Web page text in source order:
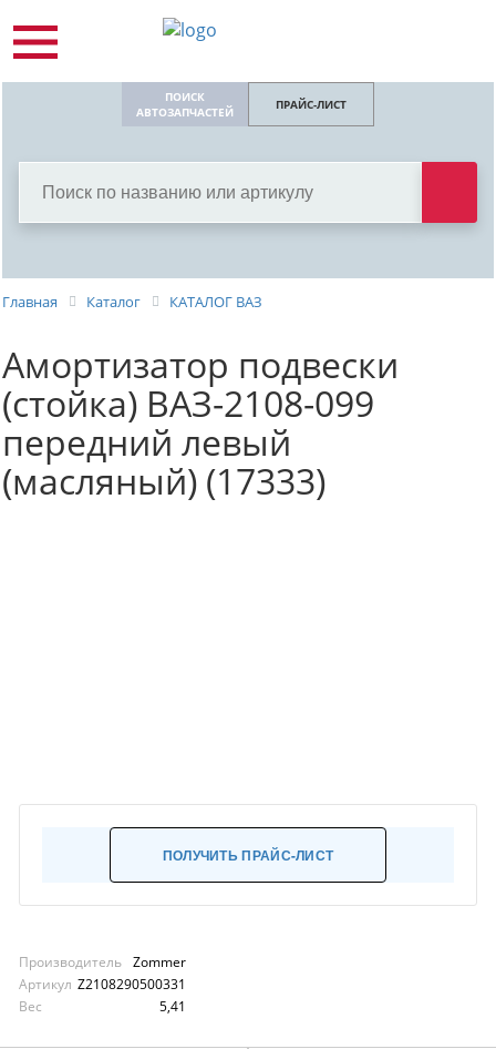
ПОИСК
АВТОЗАПЧАСТЕЙ
ПРАЙС-ЛИСТ
Главная Каталог КАТАЛОГ ВАЗ
Амортизатор подвески
(стойка) ВАЗ-2108-099
передний левый
(масляный) (17333)
ПОЛУЧИТЬ ПРАЙС-ЛИСТ
Производитель Zommer
Артикул Z2108290500331
Вес
5,41